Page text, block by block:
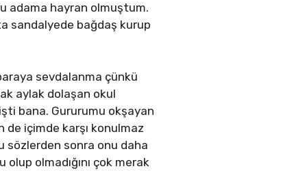
adama hayran olmuştum.
sandalyede bağdaş kurup
sevdalanma çünkü
aylak dolaşan okul
bana. Gururumu okşayan
de içimde karşı konulmaz
sözlerden sonra onu daha
olmadığını çok merak